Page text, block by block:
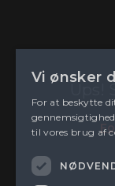
Vi ønsker
For at beskytte
til vores brug af